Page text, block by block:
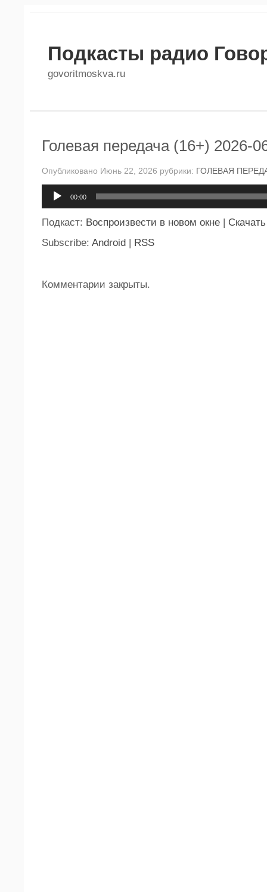
Подкасты радио
govoritmoskva.ru
Голевая передача (16+) 2026-
Опубликовано Июнь 22, 2026 рубрики: ГОЛЕВАЯ
00:00
Подкаст: Воспроизвести в новом окне | Скачать
Subscribe: Android | RSS
Комментарии закрыты.